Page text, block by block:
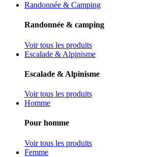
Randonnée & Camping
Randonnée & camping
Voir tous les produits
Escalade & Alpinisme
Escalade & Alpinisme
Voir tous les produits
Homme
Pour homme
Voir tous les produits
Femme